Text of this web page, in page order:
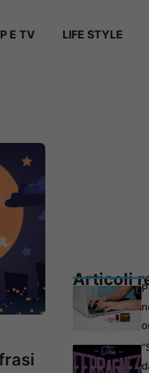
E TV LIFE STYLE
Articoli